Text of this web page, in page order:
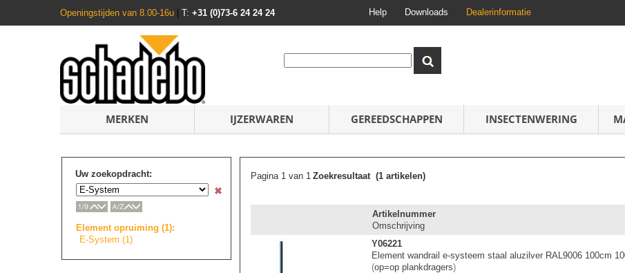
Openingstijden van 8.00-16u T: +31 (0)73-6 24 24 24 Help Downloads Dealerinformatie
MERKEN IJZERWAREN GEREEDSCHAPPEN INSECTENWERING
Uw zoekopdracht:
Element opruiming (1):
E-System (1)
Pagina 1 van 1Zoekresultaat (1 artikelen)
Artikelnummer
Omschrijving
Y06221
Element wandrail e-systeem staal aluzilver RAL9006 100cm
(op=op plankdragers)